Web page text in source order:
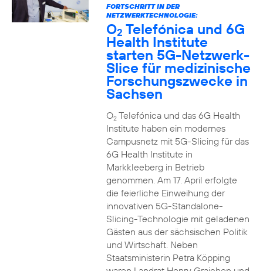
FORTSCHRITT IN DER
NETZWERKTECHNOLOGIE:
O2 Telefónica und 6G
Health Institute
starten 5G-Netzwerk-
Slice für medizinische
Forschungszwecke in
Sachsen
O2Telefónica und das 6G Health
Institute haben ein modernes
Campusnetz mit 5G-Slicing für das
6G Health Institute in
Markkleeberg in Betrieb
genommen. Am 17. April erfolgte
die feierliche Einweihung der
innovativen 5G-Standalone-
Slicing-Technologie mit geladenen
Gästen aus der sächsischen Politik
und Wirtschaft. Neben
Staatsministerin Petra Köpping